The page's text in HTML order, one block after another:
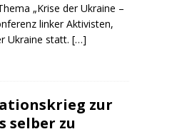
„Krise der Ukraine –
linker Aktivisten,
Ukraine statt. […]
zur
selber zu